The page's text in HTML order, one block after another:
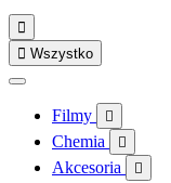

 Wszystko
Filmy 
Chemia 
Akcesoria 